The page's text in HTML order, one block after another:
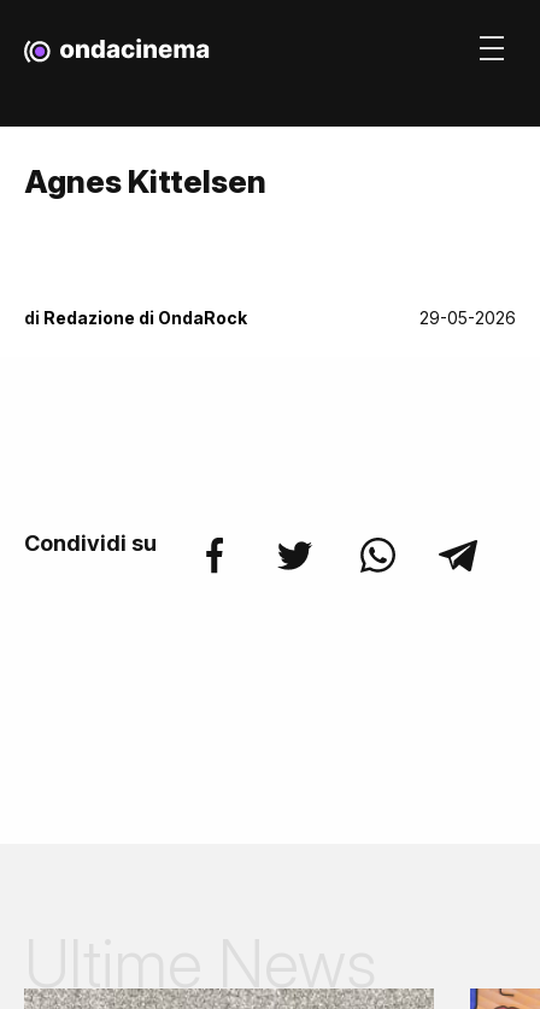
Agnes Kittelsen
di Redazione di OndaRock 29-05-2026
Condividi su